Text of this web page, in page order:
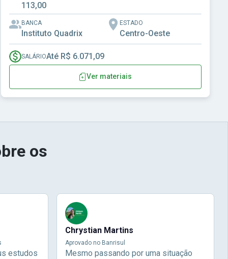
113,00
BANCA
Instituto Quadrix
ESTADO
Centro-Oeste
SALÁRIOAté R$ 6.071,09
Ver materiais
os
estudos
Chrystian Martins
Aprovado no Banrisul
Mesmo passando por uma situação